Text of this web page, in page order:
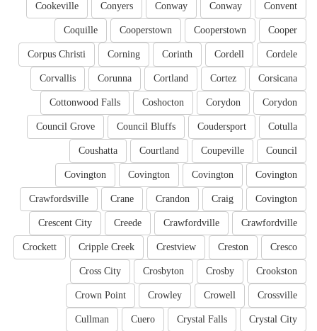
Convent
Conway
Conway
Conyers
Cookeville
Cooper
Cooperstown
Cooperstown
Coquille
Cordele
Cordell
Corinth
Corning
Corpus Christi
Corsicana
Cortez
Cortland
Corunna
Corvallis
Corydon
Corydon
Coshocton
Cottonwood Falls
Cotulla
Coudersport
Council Bluffs
Council Grove
Council
Coupeville
Courtland
Coushatta
Covington
Covington
Covington
Covington
Covington
Craig
Crandon
Crane
Crawfordsville
Crawfordville
Crawfordville
Creede
Crescent City
Cresco
Creston
Crestview
Cripple Creek
Crockett
Crookston
Crosby
Crosbyton
Cross City
Crossville
Crowell
Crowley
Crown Point
Crystal City
Crystal Falls
Cuero
Cullman